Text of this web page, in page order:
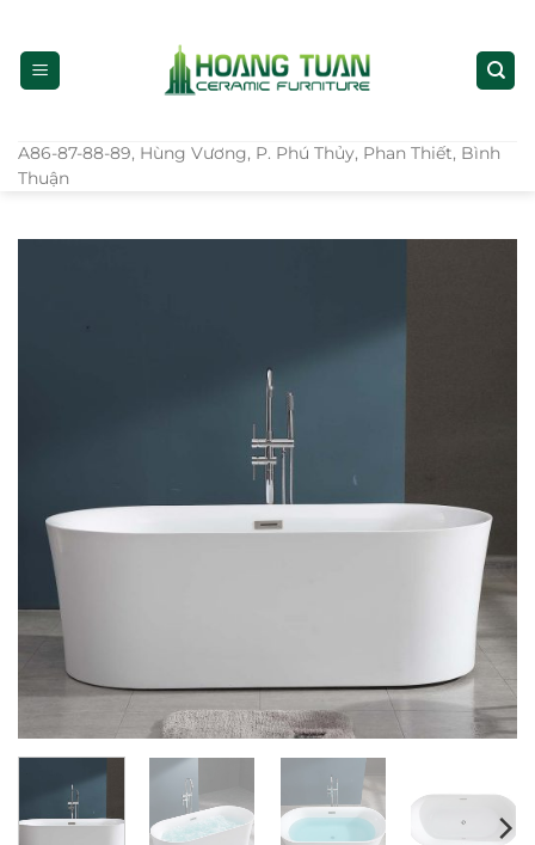
A86-87-88-89, Hùng Vương, P. Phú Thủy, Phan Thiết, Bình
Thuận